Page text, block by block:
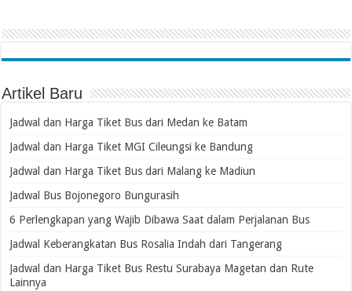
Artikel Baru
Jadwal dan Harga Tiket Bus dari Medan ke Batam
Jadwal dan Harga Tiket MGI Cileungsi ke Bandung
Jadwal dan Harga Tiket Bus dari Malang ke Madiun
Jadwal Bus Bojonegoro Bungurasih
6 Perlengkapan yang Wajib Dibawa Saat dalam Perjalanan Bus
Jadwal Keberangkatan Bus Rosalia Indah dari Tangerang
Jadwal dan Harga Tiket Bus Restu Surabaya Magetan dan Rute
Lainnya